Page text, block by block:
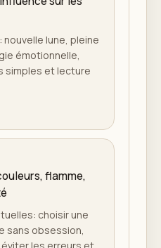
nouvelle lune, pleine
émotionnelle,
simples et lecture
flamme,
choisir une
sans obsession,